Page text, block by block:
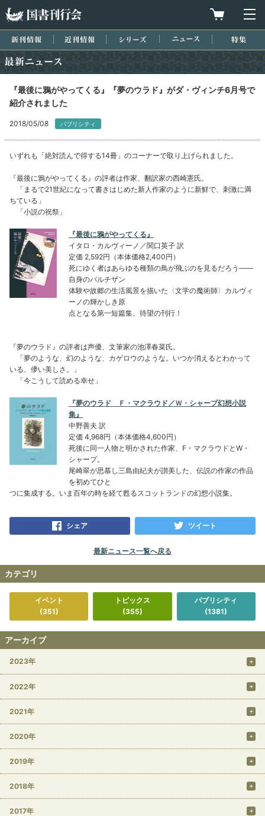
買物カゴを
新刊情報 近刊情報 シリーズ ニュース
『最後に鴉がやってくる』『夢のウラド』がダ・ヴィンチ6月号で
紹介されました
2018/05/08 パブリシティ
いずれも「絶対読んで得する14冊」のコーナーで取り上げられました。
『最後に鴉がやってくる』の評者は作家、翻訳家の西崎憲氏。
「まるで21世紀になって書きはじめた新人作家のように新鮮で、刺激に満
ちている」
「小説の祝祭」
『最後に鴉がやってくる』
イタロ・カルヴィーノ／関口英子 訳
定価 2,592円（本体価格2,400円）
死にゆく者はあらゆる種類の鳥が飛ぶのを見るだろう――
自身のパルチザン
体験や故郷の生活風景を描いた〈文学の魔術師〉カルヴィ
ーノの輝かしき原
点となる第一短篇集、待望の刊行！
『夢のウラド』の評者は声優、文筆家の池澤春菜氏。
「夢のような、幻のような、カゲロウのような。いつか消えるとわかって
いる、儚い美しさ。」
「今こうして読める幸せ」
『夢のウラド Ｆ・マクラウド／Ｗ・シャープ幻想小説
集』
中野善夫 訳
定価 4,968円（本体価格4,600円）
死後に同一人物と明かされた作家、F・マクラウドとW・
シャープ。
尾崎翠が思慕し三島由紀夫が讃美した、伝説の作家の作品
を初めてひと
つに集成する。いま百年の時を経て甦るスコットランドの幻想小説集。
シェア ツイート
最新ニュース一覧へ戻る
カテゴリ
イベント
(351)
トピックス
(355)
パブリシティ
(1381)
アーカイブ
2023年
2022年
2021年
2020年
2019年
2018年
2017年